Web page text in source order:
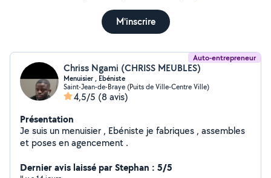
M'inscrire
Auto-entrepreneur
Chriss Ngami (CHRISS MEUBLES)
Menuisier , Ebéniste
Saint-Jean-de-Braye (Puits de Ville-Centre Ville)
4,5/5 (8 avis)
Présentation
Je suis un menuisier , Ebéniste je fabriques , assembles
et poses en agencement .
Dernier avis laissé par Stephan : 5/5